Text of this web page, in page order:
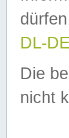
DL-
Die
nicht